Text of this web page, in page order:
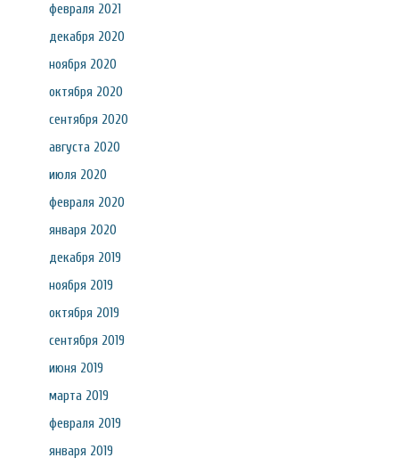
февраля 2021
декабря 2020
ноября 2020
октября 2020
сентября 2020
августа 2020
июля 2020
февраля 2020
января 2020
декабря 2019
ноября 2019
октября 2019
сентября 2019
июня 2019
марта 2019
февраля 2019
января 2019